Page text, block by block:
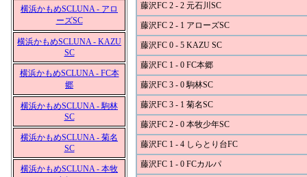
横浜かもめSCLUNA - アロ
ーズSC
横浜かもめSCLUNA - KAZU
SC
横浜かもめSCLUNA - FC本
郷
横浜かもめSCLUNA - 駒林
SC
横浜かもめSCLUNA - 菊名
SC
横浜かもめSCLUNA - 本牧
藤沢FC 2 - 2 元石川SC
藤沢FC 2 - 1 アローズSC
藤沢FC 0 - 5 KAZU SC
藤沢FC 1 - 0 FC本郷
藤沢FC 3 - 0 駒林SC
藤沢FC 3 - 1 菊名SC
藤沢FC 2 - 0 本牧少年SC
藤沢FC 1 - 4 しらとり台FC
藤沢FC 1 - 0 FCカルパ